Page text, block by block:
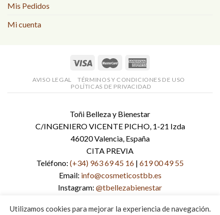
Mis Pedidos
Mi cuenta
AVISO LEGAL
TÉRMINOS Y CONDICIONES DE USO
POLÍTICAS DE PRIVACIDAD
Toñi Belleza y Bienestar
C/INGENIERO VICENTE PICHO, 1-21 Izda
46020 Valencia, España
CITA PREVIA
Teléfono: (+34) 963 69 45 16 | 619 00 49 55
Email: info@cosmeticostbb.es
Instagram: @tbellezabienestar
Página web:www.cosmeticostbb.es
Utilizamos cookies para mejorar la experiencia de navegación.